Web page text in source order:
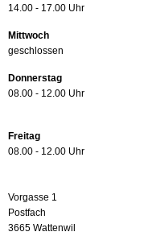
14.00 - 17.00 Uhr
Mittwoch
geschlossen
Donnerstag
08.00 - 12.00 Uhr
Freitag
08.00 - 12.00 Uhr
Vorgasse 1
Postfach
3665 Wattenwil